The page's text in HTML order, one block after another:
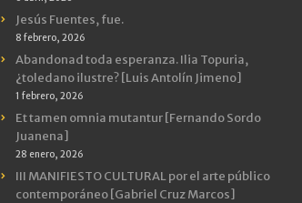
Jesús Fuentes, fue.
8 febrero, 2026
Abandonad toda esperanza. Ilia Topuria,
¿toledano ilustre? [Luis Antolín Jimeno]
1 febrero, 2026
Et tamen omnia mutantur [Fernando Sordo
Juanena]
28 enero, 2026
III MANIFIESTO CULTURAL por el arte público
contemporáneo [Gabriel Cruz Marcos]